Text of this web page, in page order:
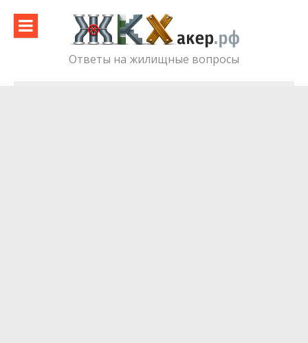
content
Ответы на жилищные вопросы